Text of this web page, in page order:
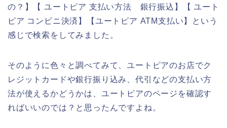
の？】【 ユートピア 支払い方法 銀行振込】【 ユート
ピア コンビニ決済】【ユートピア ATM支払い】という
感じで検索をしてみました。
そのように色々と調べてみて、ユートピアのお店でク
レジットカードや銀行振り込み、代引などの支払い方
法が使えるかどうかは、ユートピアのページを確認す
ればいいのでは？と思ったんですよね。